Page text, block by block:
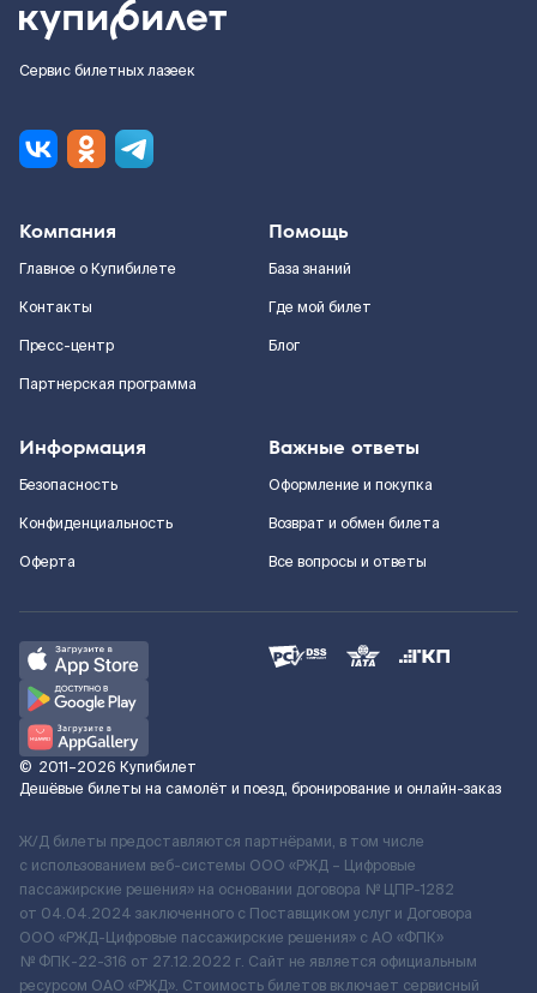
Сервис билетных лазеек
Компания
Главное о Купибилете
Контакты
Пресс-центр
Партнерская программа
Помощь
База знаний
Где мой билет
Блог
Информация
Безопасность
Конфиденциальность
Оферта
Важные ответы
Оформление и покупка
Возврат и обмен билета
Все вопросы и ответы
© 2011–2026 Купибилет
Дешёвые билеты на самолёт и поезд, бронирование и онлайн-заказ
Ж/Д билеты предоставляются партнёрами, в том числе
с использованием веб-системы ООО «РЖД – Цифровые
пассажирские решения» на основании договора № ЦПР-1282
от 04.04.2024 заключенного с Поставщиком услуг и Договора
ООО «РЖД-Цифровые пассажирские решения» c АО «ФПК»
№ ФПК-22-316 от 27.12.2022 г. Сайт не является официальным
ресурсом ОАО «РЖД». Стоимость билетов включает сервисный